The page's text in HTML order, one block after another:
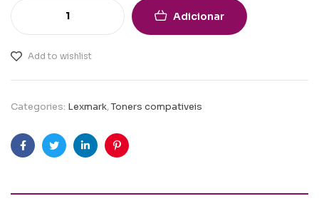
Adicionar
Add to wishlist
Categories: Lexmark,Toners compativeis
FacebookTwitterLinkedinPinterest